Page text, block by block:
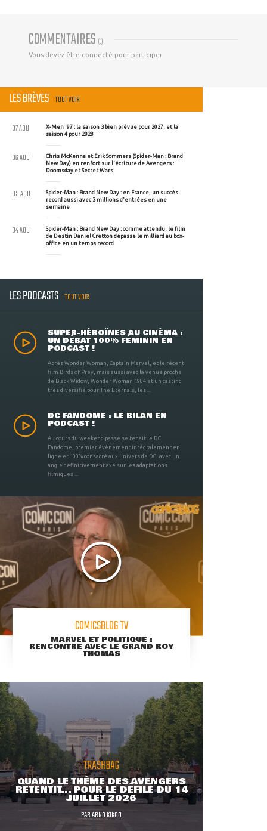
COMMENTAIRES (0)
Vous devez être connecté pour participer
LES BRÈVES TOUT VOIR
X-Men '97 : la saison 3 bien prévue pour 2027, et la
saison 4 pour 2028
07 AOU
Chris McKenna et Erik Sommers (Spider-Man : Brand
New Day) en renfort sur l'écriture de Avengers :
Doomsday et Secret Wars
06 AOU
Spider-Man : Brand New Day : en France, un succès
record aussi avec 3 millions d'entrées en une
semaine
05 AOU
Spider-Man : Brand New Day : comme attendu, le film
de Destin Daniel Cretton dépasse le milliard au box-
office en un temps record
04 AOU
LES PODCASTS TOUT VOIR
SUPER-HÉROÏNES AU CINÉMA :
UN DÉBAT 100% FÉMININ EN
PODCAST !
Après Wonder Woman, Captain Marvel, et le récent
film Birds of Prey, mais aussi avec la venue proche
de Black Widow, Wonder Woman 1984 et un casting
très diversifié pour The Eternals, les ...
DC FANDOME : LE BILAN EN
PODCAST !
Au cours du weekend passé se tenait le DC
Fandome, premier évènement intégralement en
ligne et 100% consacré aux univers de DC, avec un
angle définitivement axé sur les adaptations
filmiques ...
COMICSBLOG TV
MARVEL ET POLITIQUE :
RENCONTRE AVEC LE GRAND ROY
THOMAS
TRASHBAG
QUAND LE THÈME DES AVENGERS
RETENTIT... POUR LE DÉFILÉ DU 14
JUILLET 2026
PARARNO KIKOO